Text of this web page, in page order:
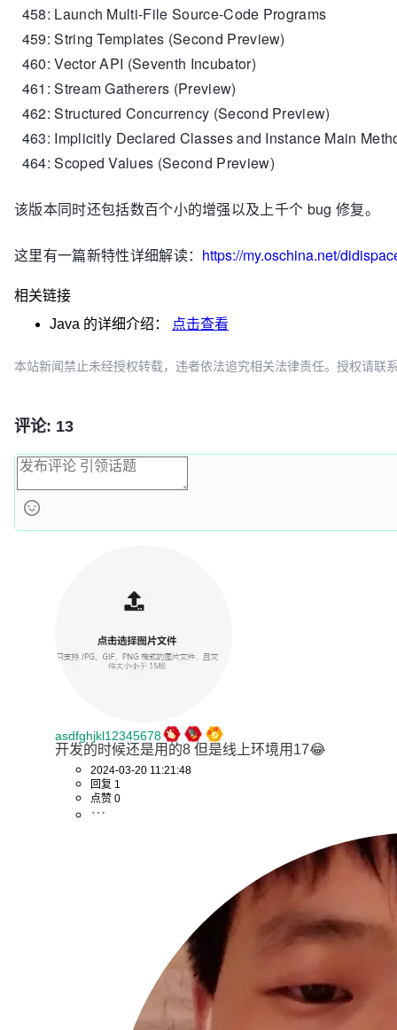
458: Launch Multi-File Source-Code Programs
459: String Templates (Second Preview)
460: Vector API (Seventh Incubator)
461: Stream Gatherers (Preview)
462: Structured Concurrency (Second Preview)
463: Implicitly Declared Classes and Instance Main
464: Scoped Values (Second Preview)
该版本同时还包括数百个小的增强以及上千个 bug 修复。
这里有一篇新特性详细解读： https://my.oschina.net/
相关链接
Java 的详细介绍： 点击查看
本站新闻禁止未经授权转载，违者依法追究相关法律责任。授权请联
评论: 13
asdfghjkl12345678
开发的时候还是用的8 但是线上环境用17😂
2024-03-20 11:21:48
回复 1
点赞 0